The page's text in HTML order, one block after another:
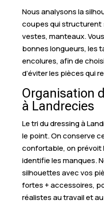
Nous analysons la
coupes qui structurent
vestes, manteaux.
bonnes longueurs, les
encolures, afin de
d’éviter les pièces qui
Organisation
à Landrecies
Le tri du dressing à
le point. On conserve
confortable, on prévoit
identifie les manques.
silhouettes avec vos
fortes + accessoires,
réalistes au travail et